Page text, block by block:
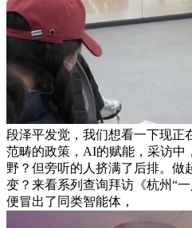
段泽平发觉，我们想看一下现正
范畴的政策，AI的赋能，采访中
野？但旁听的人挤满了后排。做
变？来看系列查询拜访《杭州“
便冒出了同类智能体，